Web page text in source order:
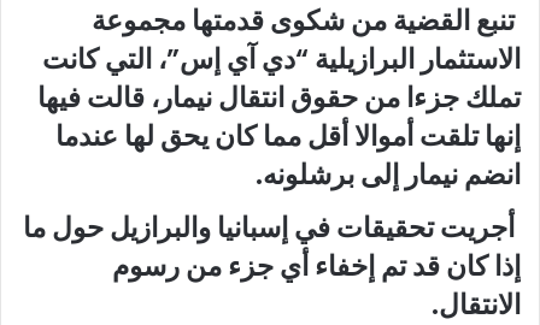
تنبع القضية من شكوى قدمتها مجموعة
الاستثمار البرازيلية “دي آي إس”، التي كانت
تملك جزءا من حقوق انتقال نيمار، قالت فيها
إنها تلقت أموالا أقل مما كان يحق لها عندما
انضم نيمار إلى برشلونه.
أجريت تحقيقات في إسبانيا والبرازيل حول ما
إذا كان قد تم إخفاء أي جزء من رسوم
الانتقال.